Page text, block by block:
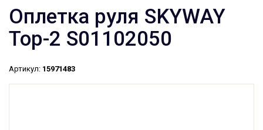
Оплетка руля SKYWAY
Top-2 S01102050
Артикул: 15971483